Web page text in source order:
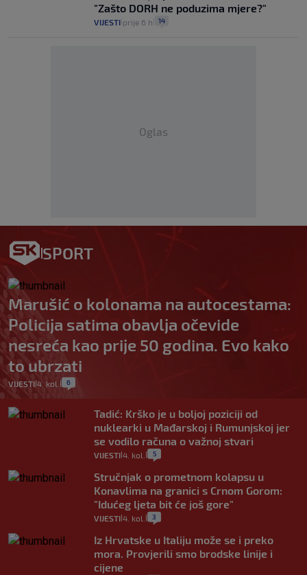
"Zašto DORH ne poduzima mjere?"
VIJESTI prije 6 h 14
Oglas
SPORT
Marušić o kolonama na autocestama:
Policija satima obavlja očevide
nesreća kao prije 50 godina. Evo kako
to ubrzati
VIJESTI 4. kol. 6
Tadić: Krško je u boljoj poziciji od
nuklearki u Mađarskoj i Rumunjskoj jer
se vodilo računa o važnoj stvari
VIJESTI 4. kol. 5
Stručnjak o prometnom kolapsu u
Konavlima na granici s Crnom Gorom:
"Idućeg ljeta bit će još gore"
VIJESTI 4. kol. 3
Iz Hrvatske u Italiju može se i preko
mora. Provjerili smo brodske linije i
cijene